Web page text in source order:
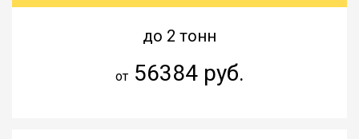
до 2 тонн
от56384 руб.